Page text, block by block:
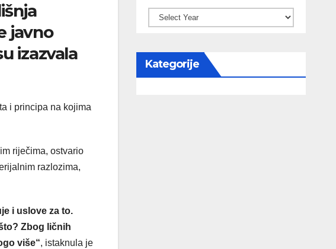
javno
izazvala
i principa na kojima
riječima, ostvario
razlozima,
i uslove za to.
Zbog ličnih
više“, istaknula je
Kategorije